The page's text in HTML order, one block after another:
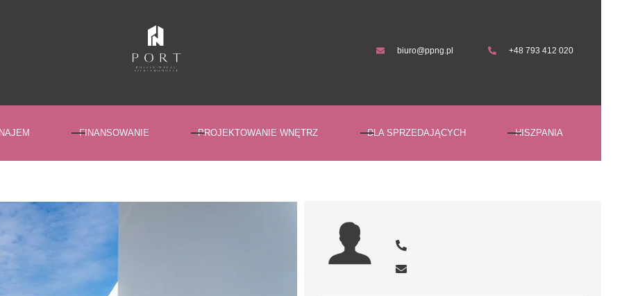
biuro@ppng.pl +48 793 412 020
FINANSOWANIE PROJEKTOWANIE WNĘTRZ DLA SPRZEDAJĄCYCH HISZPANIA